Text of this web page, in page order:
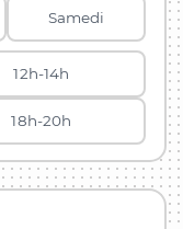
Samedi
12h-14h
18h-20h